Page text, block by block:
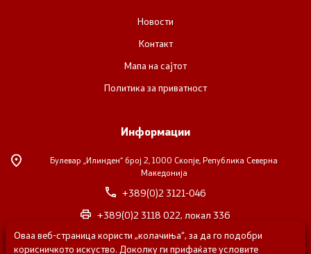
Новости
Контакт
Мапа на сајтот
Политика за приватност
Информации
Булевар „Илинден“ број 2, 1000 Скопје, Република Северна
Македонија
+389(0)2 3121-046
+389(0)2 3118 022, локал 336
nvosorabotka@gs.gov.mk
Оваа веб-страница користи „колачиња“, за да го подобри
корисничкото искуство. Доколку ги прифаќате условите